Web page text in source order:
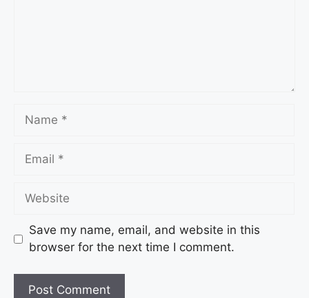
Save my name, email, and website in this
browser for the next time I comment.